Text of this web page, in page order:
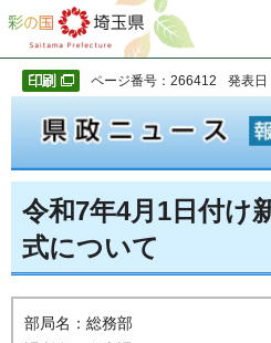
彩の国 埼玉県
ページ番号：266412 発表
令和7年4月1日付け
式について
部局名：総務部